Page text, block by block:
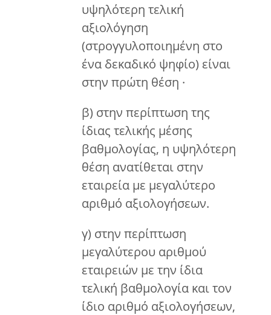
υψηλότερη τελική
αξιολόγηση
(στρογγυλοποιημένη στο
ένα δεκαδικό ψηφίο) είναι
στην πρώτη θέση ·
β) στην περίπτωση της
ίδιας τελικής μέσης
βαθμολογίας, η υψηλότερη
θέση ανατίθεται στην
εταιρεία με μεγαλύτερο
αριθμό αξιολογήσεων.
γ) στην περίπτωση
μεγαλύτερου αριθμού
εταιρειών με την ίδια
τελική βαθμολογία και τον
ίδιο αριθμό αξιολογήσεων,